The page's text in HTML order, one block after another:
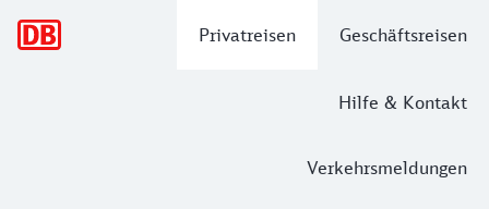
Privatreisen Geschäftsreisen
Hilfe & Kontakt
Verkehrsmeldungen